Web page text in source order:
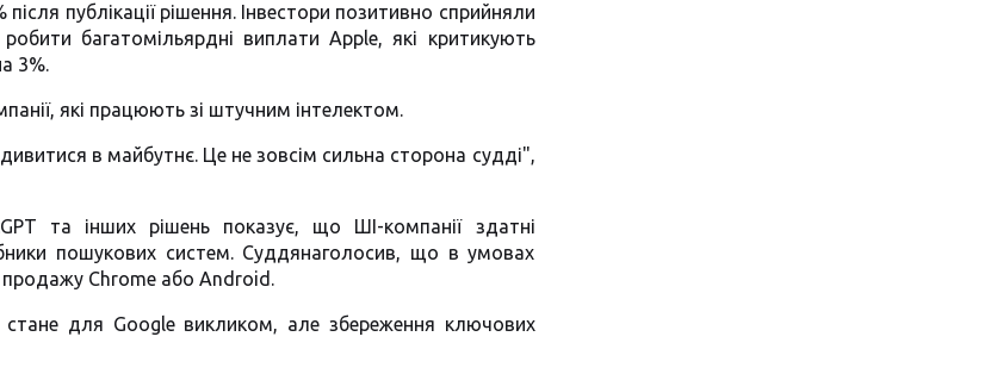
публікації рішення. Інвестори позитивно сприйняли
багатомільярдні виплати Apple, які критикують
3%.
які працюють зі штучним інтелектом.
в майбутнє. Це не зовсім сильна сторона судді",
та інших рішень показує, що ШІ-компанії здатні
пошукових систем. Суддянаголосив, що в умовах
продажу Chrome або Android.
для Google викликом, але збереження ключових